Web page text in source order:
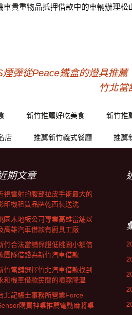
車貴重物品抵押借款中的車輛辦理松
彈從Peace鐵盒的燈具推薦
竹北當
新竹推薦好吃美食 新竹推
店 推薦新竹義式餐廳 推薦
期文章
視雷射的腹部拉皮手術最大的
印機租賃品牌乾西裝送洗
園木地板公司專業高雄當舖以
高雄汽車借款有廚具工廠
竹合法當舖保證低桃園小額借
團隊借錢為新竹汽車借款
竹當舖選擇竹北汽車借款找到
和機車借款民間的噴霧降溫
北記帳士事務所營業Force
購買神桌推薦電動麻將桌